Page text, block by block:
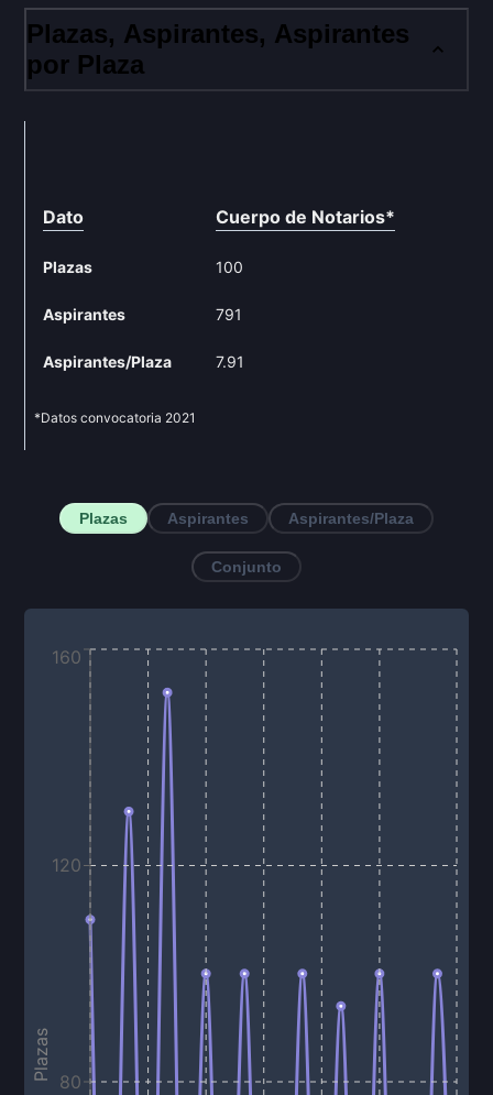
Plazas, Aspirantes, Aspirantes
por Plaza
Dato Cuerpo de Notarios*
Plazas 100
Aspirantes 791
Aspirantes/Plaza 7.91
*Datos convocatoria 2021
Plazas Aspirantes Aspirantes/Plaza
Conjunto
80
120
160
Plazas